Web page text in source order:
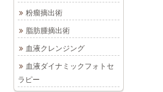
粉瘤摘出術
脂肪腫摘出術
血液クレンジング
血液ダイナミックフォトセ
ラピー